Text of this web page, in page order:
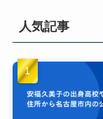
人気記事